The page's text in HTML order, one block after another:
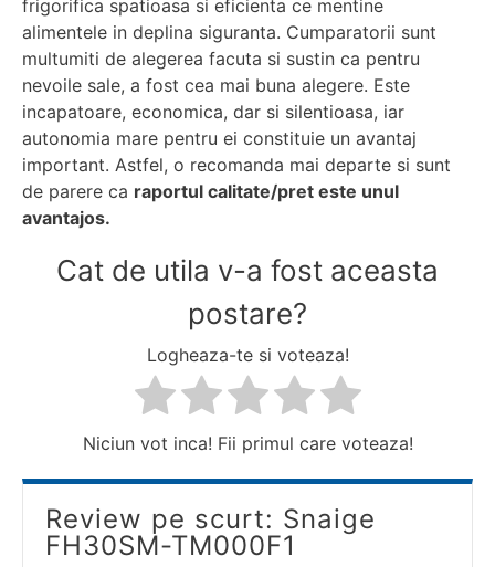
frigorifica spatioasa si eficienta ce mentine
alimentele in deplina siguranta. Cumparatorii sunt
multumiti de alegerea facuta si sustin ca pentru
nevoile sale, a fost cea mai buna alegere. Este
incapatoare, economica, dar si silentioasa, iar
autonomia mare pentru ei constituie un avantaj
important. Astfel, o recomanda mai departe si sunt
de parere ca raportul calitate/pret este unul
avantajos.
Cat de utila v-a fost aceasta
postare?
Logheaza-te si voteaza!
Niciun vot inca! Fii primul care voteaza!
Review pe scurt: Snaige
FH30SM-TM000F1